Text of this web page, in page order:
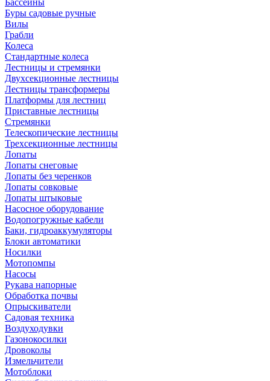
Бассейны
Буры садовые ручные
Вилы
Грабли
Колеса
Стандартные колеса
Лестницы и стремянки
Двухсекционные лестницы
Лестницы трансформеры
Платформы для лестниц
Приставные лестницы
Стремянки
Телескопические лестницы
Трехсекционные лестницы
Лопаты
Лопаты снеговые
Лопаты без черенков
Лопаты совковые
Лопаты штыковые
Насосное оборудование
Водопогружные кабели
Баки, гидроаккумуляторы
Блоки автоматики
Носилки
Мотопомпы
Насосы
Рукава напорные
Обработка почвы
Опрыскиватели
Садовая техника
Воздуходувки
Газонокосилки
Дровоколы
Измельчители
Мотоблоки